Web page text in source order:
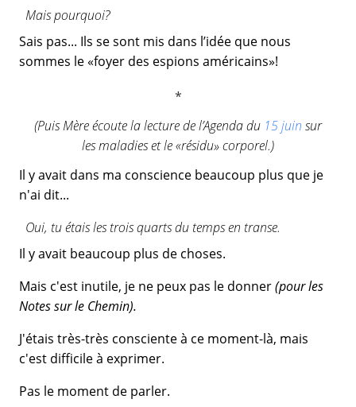
Mais pourquoi?
Sais pas... Ils se sont mis dans l’idée que nous
sommes le «foyer des espions américains»!
(Puis Mère écoute la lecture de l’Agenda du 15 juin sur
les maladies et le «résidu» corporel.)
Il y avait dans ma conscience beaucoup plus que je
n'ai dit...
Oui, tu étais les trois quarts du temps en transe.
Il y avait beaucoup plus de choses.
Mais c'est inutile, je ne peux pas le donner(pour les
Notes sur le Chemin).
J'étais très-très consciente à ce moment-là, mais
c'est difficile à exprimer.
Pas le moment de parler.